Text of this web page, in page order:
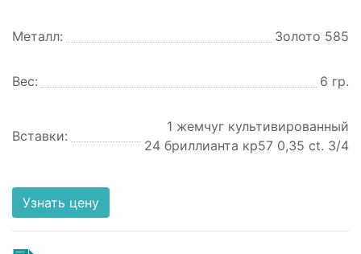
Металл: Золото 585
Вес: 6 гр.
Вставки:
1 жемчуг культивированный
24 бриллианта кр57 0,35 ct. 3/4
Узнать цену